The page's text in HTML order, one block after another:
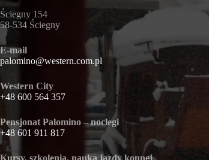
Ściegny 154
58-534 Ściegny
E-mail
palomino@western.com.pl
Western City
+48 600 564 357
Pensjonat Palomino – noclegi
+48 601 911 817
Kursy, szkolenia, nauka jazdy konnej